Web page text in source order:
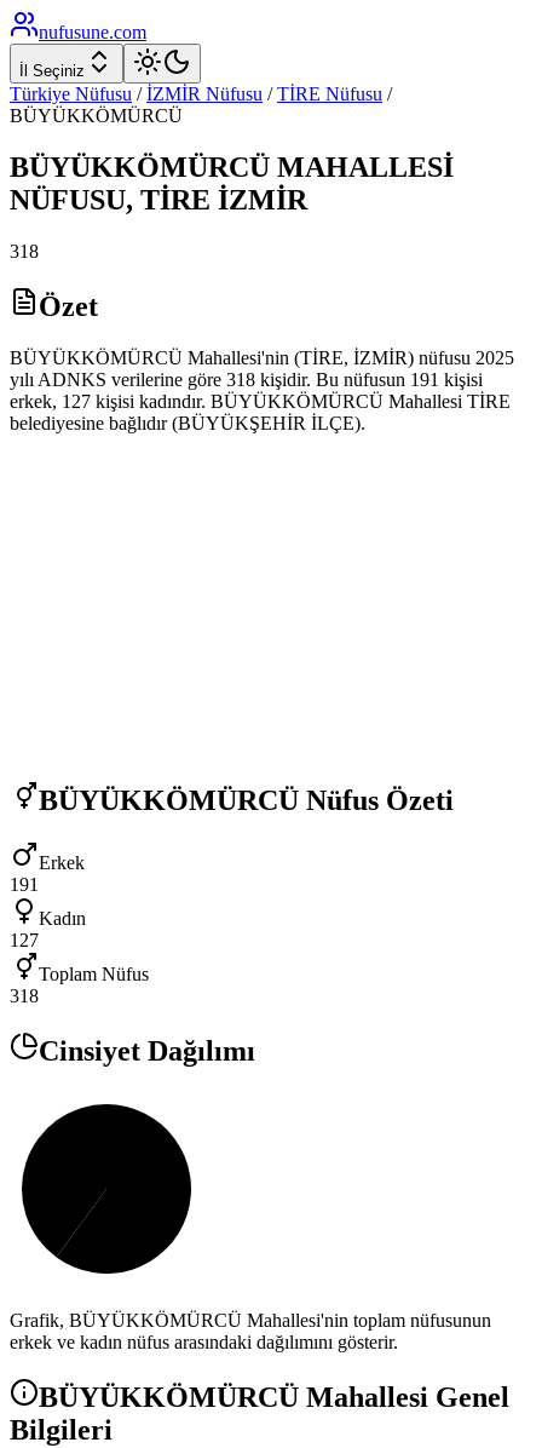
nufusune.com
İl Seçiniz
Türkiye Nüfusu / İZMİR Nüfusu / TİRE Nüfusu /
BÜYÜKKÖMÜRCÜ
BÜYÜKKÖMÜRCÜ MAHALLESİ
NÜFUSU, TİRE İZMİR
318
Özet
BÜYÜKKÖMÜRCÜ Mahallesi'nin (TİRE, İZMİR) nüfusu 2025
yılı ADNKS verilerine göre 318 kişidir. Bu nüfusun 191 kişisi
erkek, 127 kişisi kadındır. BÜYÜKKÖMÜRCÜ Mahallesi TİRE
belediyesine bağlıdır (BÜYÜKŞEHİR İLÇE).
BÜYÜKKÖMÜRCÜ Nüfus Özeti
Erkek
191
Kadın
127
Toplam Nüfus
318
Cinsiyet Dağılımı
Grafik, BÜYÜKKÖMÜRCÜ Mahallesi'nin toplam nüfusunun
erkek ve kadın nüfus arasındaki dağılımını gösterir.
BÜYÜKKÖMÜRCÜ Mahallesi Genel
Bilgileri